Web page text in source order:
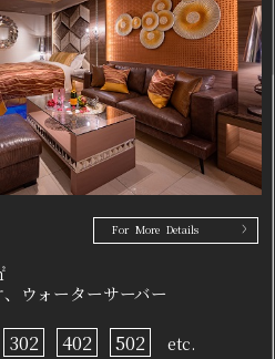
For More Details
ウォーターサーバー
302 402 502 etc.